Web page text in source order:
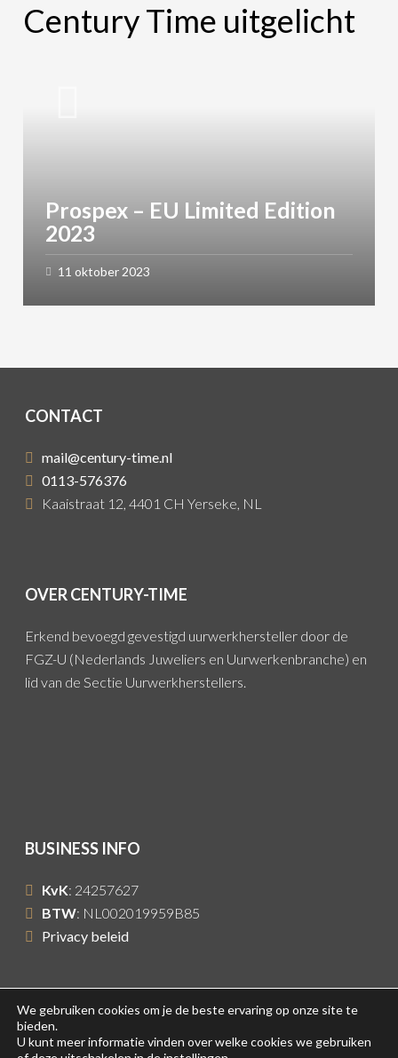
Century Time uitgelicht
Prospex – EU Limited Edition
2023
11 oktober 2023
CONTACT
mail@century-time.nl
0113-576376
Kaaistraat 12, 4401 CH Yerseke, NL
OVER CENTURY-TIME
Erkend bevoegd gevestigd uurwerkhersteller door de
FGZ-U (Nederlands Juweliers en Uurwerkenbranche) en
lid van de Sectie Uurwerkherstellers.
BUSINESS INFO
KvK: 24257627
BTW: NL002019959B85
Privacy beleid
© 2022 - Century Time Built byWPMeer
We gebruiken cookies om je de beste ervaring op onze site te
bieden.
U kunt meer informatie vinden over welke cookies we gebruiken